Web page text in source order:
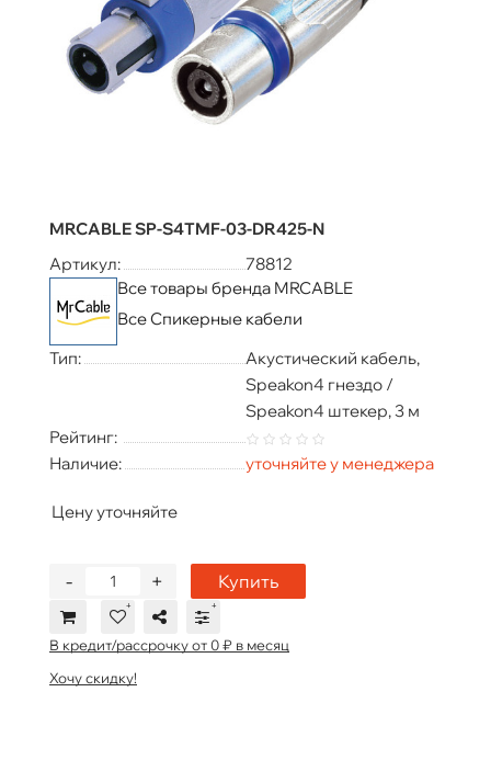
MRCABLE SP-S4TMF-03-DR425-N
Артикул:
78812
Все товары бренда MRCABLE
Все Спикерные кабели
Тип:
Акустический кабель,
Speakon4 гнездо /
Speakon4 штекер, 3 м
Рейтинг:
Наличие:
уточняйте у менеджера
Цену уточняйте
+
- Купить
В кредит/рассрочку от 0 ₽ в месяц
Хочу скидку!